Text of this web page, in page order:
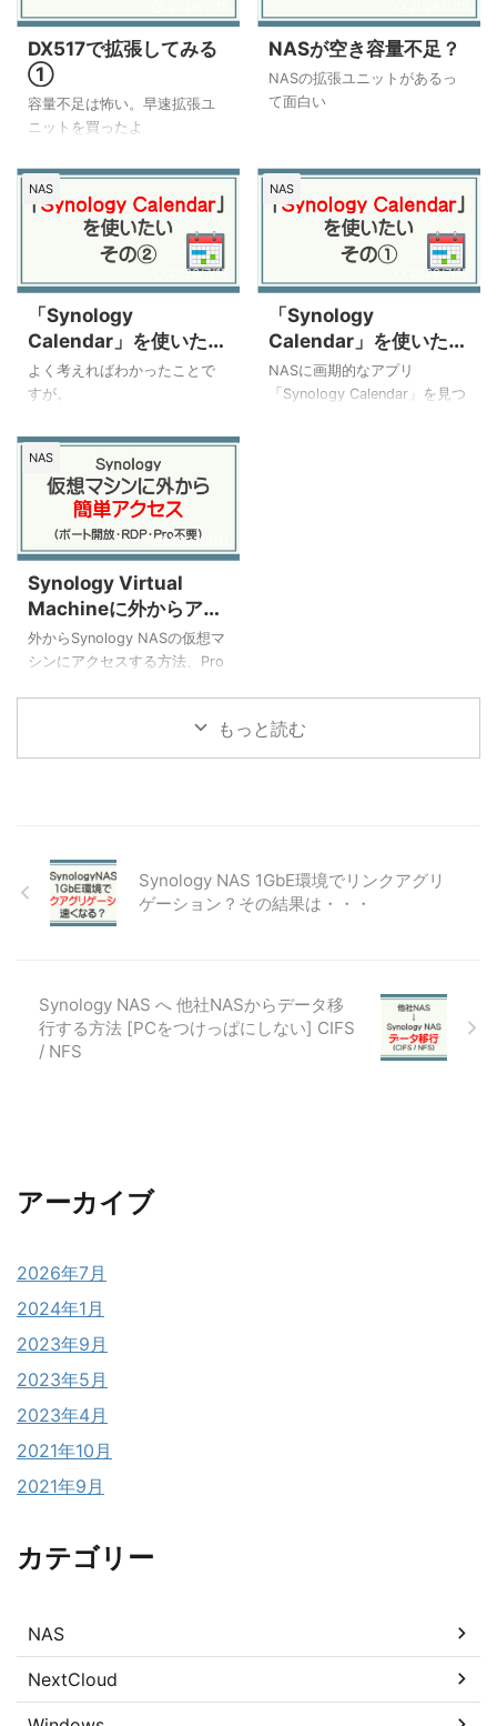
DX517で拡張してみる
①
容量不足は怖い。早速拡張ユ
ニットを買ったよ
NASが空き容量不足？
NASの拡張ユニットがあるっ
て面白い
NAS
2026/7/15
「Synology
Calendar」を使いたい
② まさかそんな罠が
よく考えればわかったことで
すが。
NAS
2026/7/15
「Synology
Calendar」を使いたい
①
NASに画期的なアプリ
「Synology Calendar」を見つ
NAS
2023/5/11
Synology Virtual
Machineに外からアク
セスする【ポート開放
＆Proライセンス不要】
外からSynology NASの仮想マ
シンにアクセスする方法、Pro
もっと読む
Synology NAS 1GbE環境でリンクアグリ
ゲーション？その結果は・・・
Synology NAS へ 他社NASからデータ移
行する方法 [PCをつけっぱにしない] CIFS
/ NFS
アーカイブ
2026年7月
2024年1月
2023年9月
2023年5月
2023年4月
2021年10月
2021年9月
カテゴリー
NAS
NextCloud